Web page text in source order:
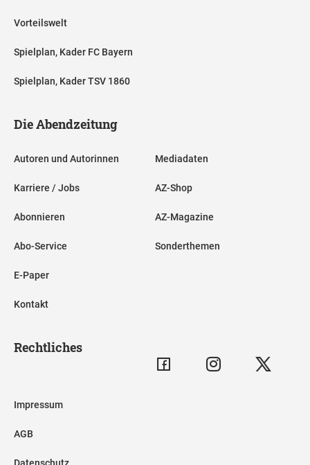
Vorteilswelt
Spielplan, Kader FC Bayern
Spielplan, Kader TSV 1860
Die Abendzeitung
Autoren und Autorinnen
Karriere / Jobs
Abonnieren
Abo-Service
E-Paper
Kontakt
Mediadaten
AZ-Shop
AZ-Magazine
Sonderthemen
Rechtliches
Impressum
AGB
Datenschutz